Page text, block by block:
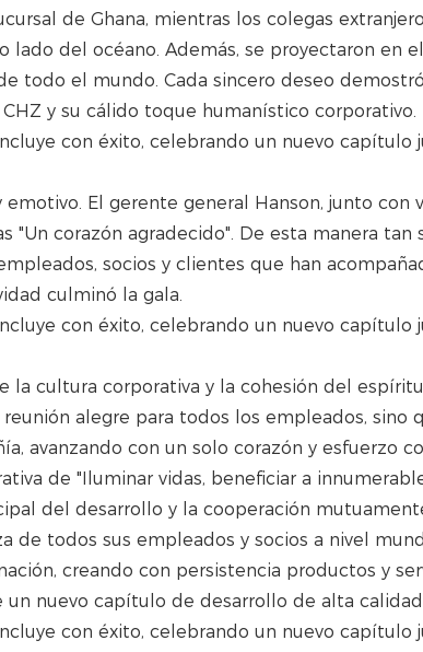
de Ghana, mientras los colegas
del océano. Además, se proyectaron en
todo el mundo. Cada sincero deseo
y su cálido toque humanístico corporativo.
El gerente general Hanson, junto con
corazón agradecido". De esta manera tan
socios y clientes que han
culminó la gala.
la cultura corporativa y la cohesión del
alegre para todos los empleados, sino
avanzando con un solo corazón y esfuerzo
de "Iluminar vidas, beneficiar a
del desarrollo y la cooperación
de todos sus empleados y socios a nivel
creando con persistencia productos y
nuevo capítulo de desarrollo de alta